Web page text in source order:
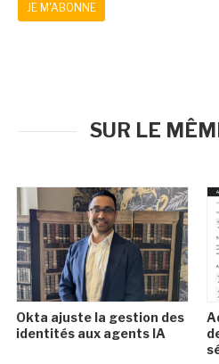
JE M'ABONNE
SUR LE
Okta ajuste la gestion des
identités aux agents IA